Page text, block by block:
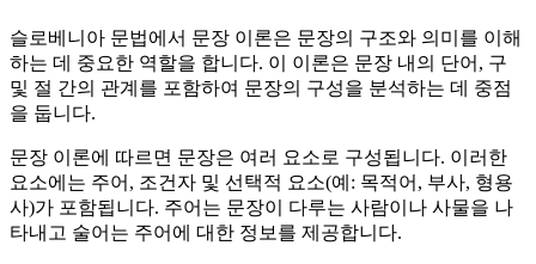
슬로베니아 문법에서 문장 이론은 문장의 구조와 의미를 이해
하는 데 중요한 역할을 합니다. 이 이론은 문장 내의 단어, 구
및 절 간의 관계를 포함하여 문장의 구성을 분석하는 데 중점
을 둡니다.
문장 이론에 따르면 문장은 여러 요소로 구성됩니다. 이러한
요소에는 주어, 조건자 및 선택적 요소(예: 목적어, 부사, 형용
사)가 포함됩니다. 주어는 문장이 다루는 사람이나 사물을 나
타내고 술어는 주어에 대한 정보를 제공합니다.